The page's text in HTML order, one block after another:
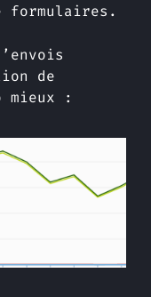
formulaires.
de
mieux :